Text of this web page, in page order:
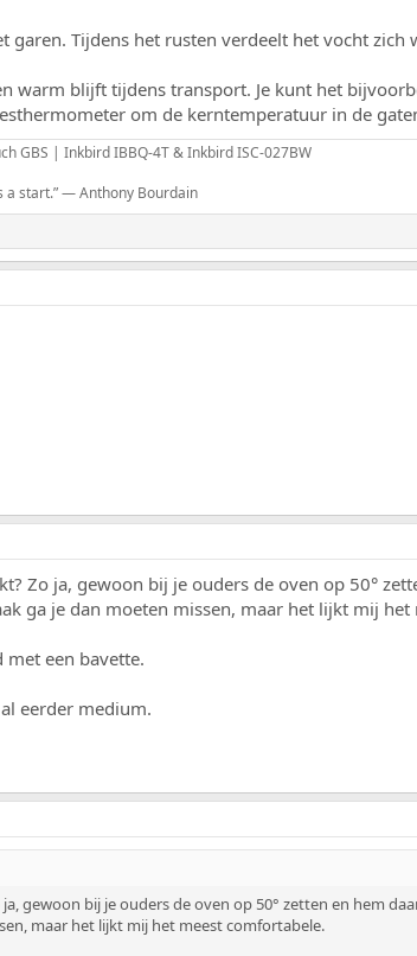
garen. Tijdens het rusten verdeelt het vocht
warm blijft tijdens transport. Je kunt het
om de kerntemperatuur in de
GBS | Inkbird IBBQ-4T & Inkbird ISC-027BW
a start.” — Anthony Bourdain
Zo ja, gewoon bij je ouders de oven op 50°
ga je dan moeten missen, maar het lijkt mij
met een bavette.
eerder medium.
gewoon bij je ouders de oven op 50° zetten en hem
maar het lijkt mij het meest comfortabele.